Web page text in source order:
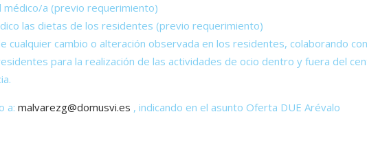
médico/a (previo requerimiento)
las dietas de los residentes (previo requerimiento)
cualquier cambio o alteración observada en los residentes, colaborando
para la realización de las actividades de ocio dentro y fuera del
a: malvarezg@domusvi.es , indicando en el asunto Oferta DUE Arévalo